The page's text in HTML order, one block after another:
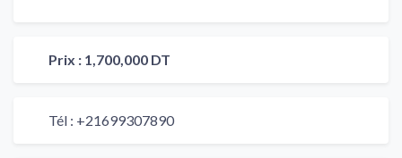
Prix : 1,700,000 DT
Tél : +21699307890